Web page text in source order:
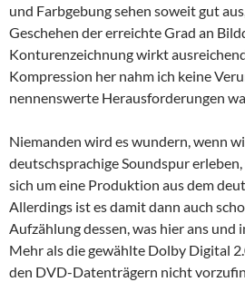
und Farbgebung sehen soweit gut
Geschehen der erreichte Grad an
Konturenzeichnung wirkt
Kompression her nahm ich keine
nennenswerte Herausforderungen
Niemanden wird es wundern, wenn
deutschsprachige Soundspur
sich um eine Produktion aus dem
Allerdings ist es damit dann auch
Aufzählung dessen, was hier ans und
Mehr als die gewählte Dolby Digital
den DVD-Datenträgern nicht